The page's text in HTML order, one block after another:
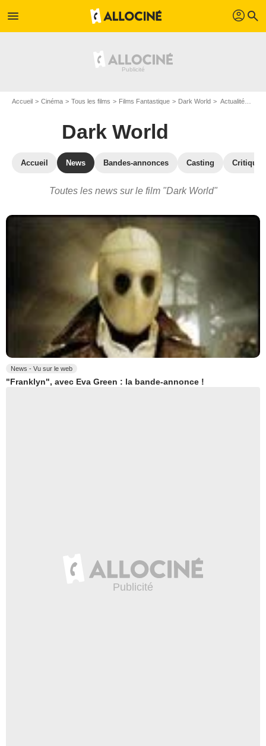
menu profil search
Accueil Cinéma Tous les films Films Fantastique Dark World Actualités Dark World
Dark World
Accueil News Bandes-annonces Casting
Toutes les news sur le film "Dark World"
News - Vu sur le web
"Franklyn", avec Eva Green : la bande-annonce !